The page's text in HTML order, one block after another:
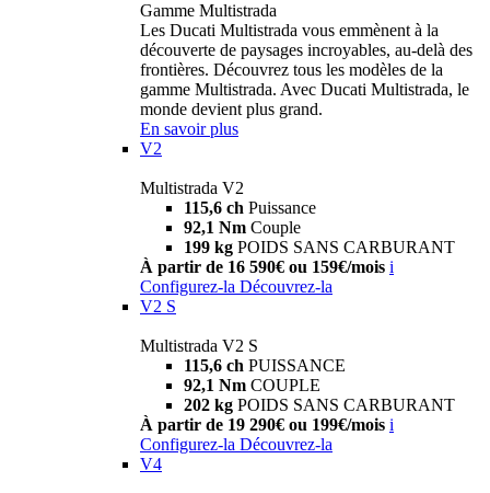
Gamme Multistrada
Les Ducati Multistrada vous emmènent à la
découverte de paysages incroyables, au-delà des
frontières. Découvrez tous les modèles de la
gamme Multistrada. Avec Ducati Multistrada, le
monde devient plus grand.
En savoir plus
V2
Multistrada V2
115,6 ch Puissance
92,1 Nm Couple
199 kg POIDS SANS CARBURANT
À partir de 16 590€ ou 159€/mois i
Configurez-la Découvrez-la
V2 S
Multistrada V2 S
115,6 ch PUISSANCE
92,1 Nm COUPLE
202 kg POIDS SANS CARBURANT
À partir de 19 290€ ou 199€/mois i
Configurez-la Découvrez-la
V4